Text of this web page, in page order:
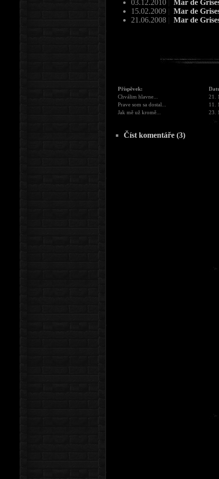
03.12.2010
Mar de
15.02.2009 | Mar de
21.06.2008 | Mar de
Příspěvek:
Chválim hlavne...
21.
Prave som sa dostal...
11.
Jak mě už kromě...
23.
Číst komentáře (3)